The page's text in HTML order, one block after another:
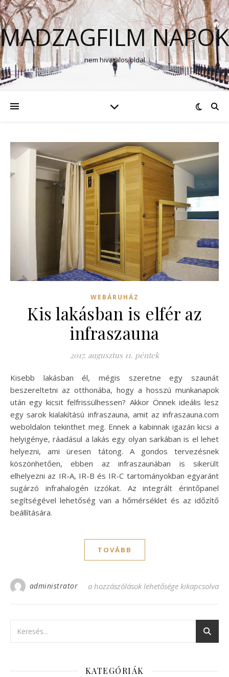
MADZAGFILM NAPOK
nem hivatalos oldal
WEBÁRUHÁZ
Kis lakásban is elfér az
infraszauna
2017. augusztus 11. péntek
Kisebb lakásban él, mégis szeretne egy szaunát
beszereltetni az otthonába, hogy a hosszú munkanapok
után egy kicsit felfrissülhessen? Akkor Önnek ideális lesz
egy sarok kialakítású infraszauna, amit az infraszauna.com
weboldalon tekinthet meg. Ennek a kabinnak igazán kicsi a
helyigénye, ráadásul a lakás egy olyan sarkában is el lehet
helyezni, ami üresen tátong. A gondos tervezésnek
köszönhetően, ebben az infraszaunában is sikerült
elhelyezni az IR-A, IR-B és IR-C tartományokban egyaránt
sugárzó infrahalogén izzókat. Az integrált érintőpanel
segítségével lehetőség van a hőmérséklet és az időzítő
beállítására.
TOVÁBB
administrator Kis lakásban is elfér az infraszauna
a hozzászólások lehetősége kikapcsolva
KATEGÓRIÁK